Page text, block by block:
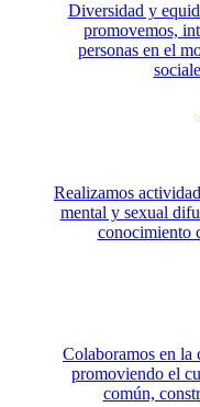
Diversidad y
promovemos,
personas en el
Realizamos
mental y sexual
conocimiento
Colaboramos en la
promoviendo el
común,